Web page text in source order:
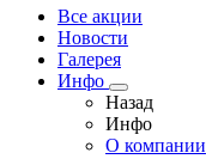
Все акции
Новости
Галерея
Инфо
Назад
Инфо
О компании